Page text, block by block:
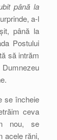
până la
a-l
până la
Postului
să intrăm
se încheie
ceva
nou, se
acele răni,